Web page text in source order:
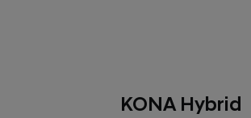
KONA Hybrid